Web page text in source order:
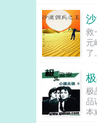
为
板
成
炼
次
这
被
时
救
元
了
的
涩
一
却
运
极
品
本